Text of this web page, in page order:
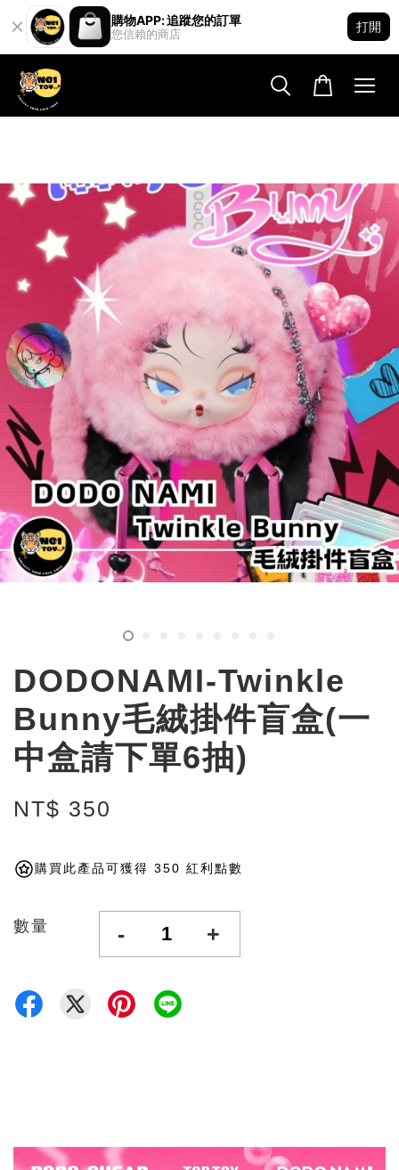
購物APP: 追蹤您的訂單
您信賴的商店
打開
DODONAMI-Twinkle
Bunny毛絨掛件盲盒(一
中盒請下單6抽)
NT$ 350
購買此產品可獲得 350 紅利點數
數量 - +